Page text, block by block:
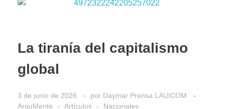
La tiranía del capitalismo
global
3 de junio de 2026 por Daymar Prensa LAUICOM
ArguMente
Artículos Nacionales